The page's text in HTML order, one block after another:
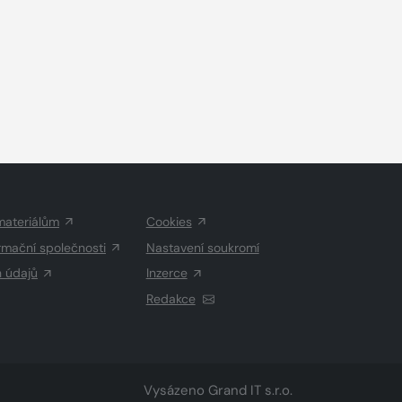
společnosti
údajů
Cookies
Nastavení soukromí
Inzerce
Redakce
Vysázeno Grand IT s.r.o.